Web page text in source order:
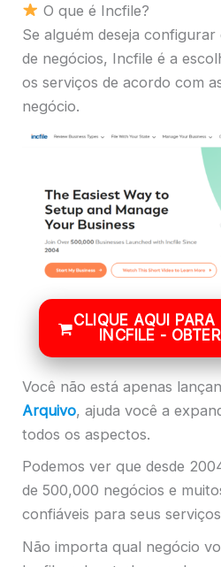
O que é Incfile?
Se alguém deseja
de negócios, Incfile é a
os serviços de acordo com
negócio.
CLIQUE AQUI
INCFILE -
Você não está apenas
Arquivo, ajuda você a
todos os aspectos.
Podemos ver que desde
de 500,000 negócios e
confiáveis ​​para seus
Não importa qual negócio